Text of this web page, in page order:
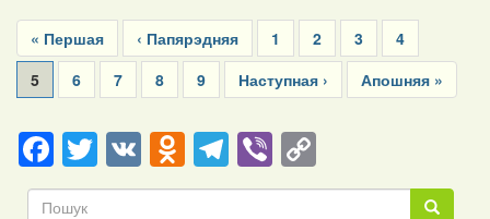
Pagination
First
page
« Першая
Previous
page
‹ Папярэдняя Page
1 Page
2 Page
3 Page
4
Current
page
5 Page
6 Page
7 Page
8 Page
9
Next
page
Наступная ›
Last
page
Апошняя »
Facebook
Twitter
VKOdnoklassniki
Telegram
ViberCopy
Link Пошук
Пошук